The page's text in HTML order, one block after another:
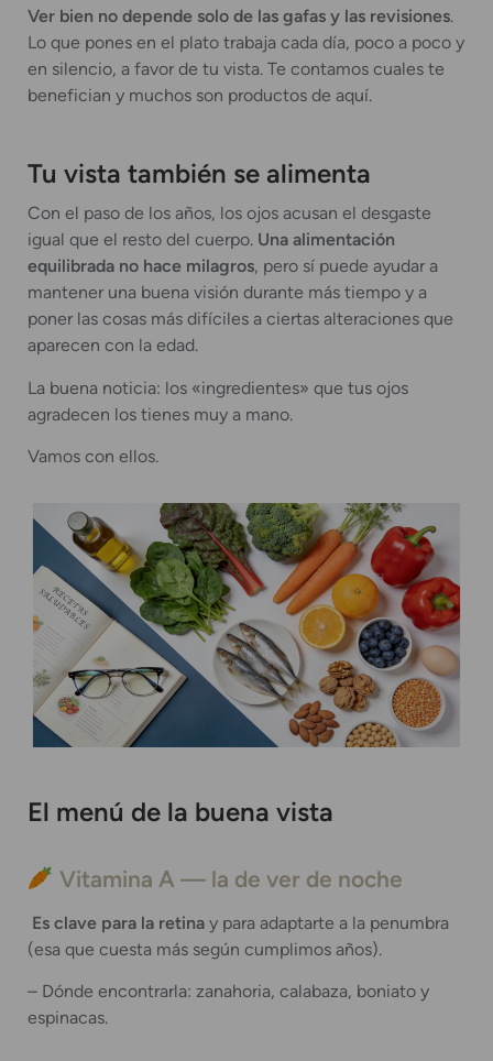
Ver bien no depende solo de las gafas y las revisiones.
Lo que pones en el plato trabaja cada día, poco a poco y
en silencio, a favor de tu vista. Te contamos cuales te
benefician y muchos son productos de aquí.
Tu vista también se alimenta
Con el paso de los años, los ojos acusan el desgaste
igual que el resto del cuerpo. Una alimentación
equilibrada no hace milagros, pero sí puede ayudar a
mantener una buena visión durante más tiempo y a
poner las cosas más difíciles a ciertas alteraciones que
aparecen con la edad.
La buena noticia: los «ingredientes» que tus ojos
agradecen los tienes muy a mano.
Vamos con ellos.
El menú de la buena vista
Vitamina A — la de ver de noche
Es clave para la retina y para adaptarte a la penumbra
(esa que cuesta más según cumplimos años).
– Dónde encontrarla: zanahoria, calabaza, boniato y
espinacas.